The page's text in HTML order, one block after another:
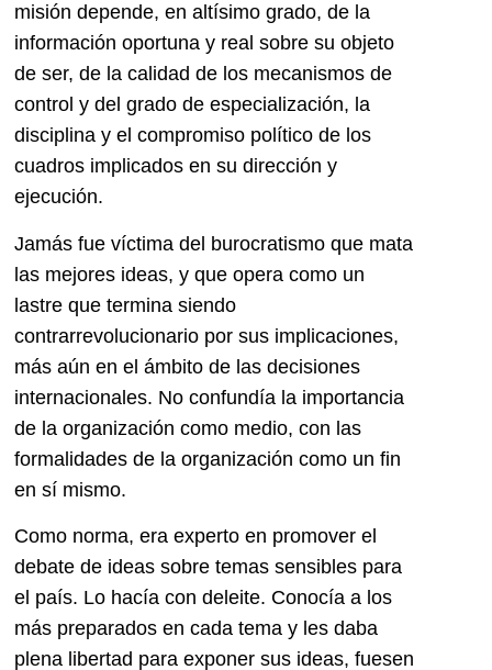
misión depende, en altísimo grado, de la
información oportuna y real sobre su objeto
de ser, de la calidad de los mecanismos de
control y del grado de especialización, la
disciplina y el compromiso político de los
cuadros implicados en su dirección y
ejecución.
Jamás fue víctima del burocratismo que mata
las mejores ideas, y que opera como un
lastre que termina siendo
contrarrevolucionario por sus implicaciones,
más aún en el ámbito de las decisiones
internacionales. No confundía la importancia
de la organización como medio, con las
formalidades de la organización como un fin
en sí mismo.
Como norma, era experto en promover el
debate de ideas sobre temas sensibles para
el país. Lo hacía con deleite. Conocía a los
más preparados en cada tema y les daba
plena libertad para exponer sus ideas, fuesen